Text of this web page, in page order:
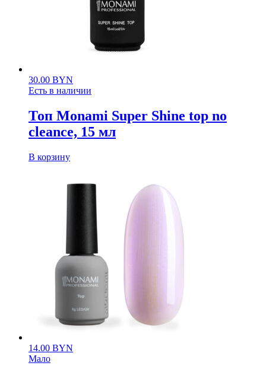
30.00 BYN
Есть в наличии
Топ Monami Super Shine top no
cleance, 15 мл
В корзину
14.00 BYN
Мало